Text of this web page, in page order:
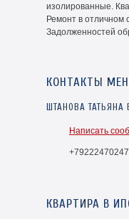
изолированные.
Ремонт в отличном
Задолженностей
КОНТАКТЫ
ШТАНОВА
Написать
КВАРТИРА В